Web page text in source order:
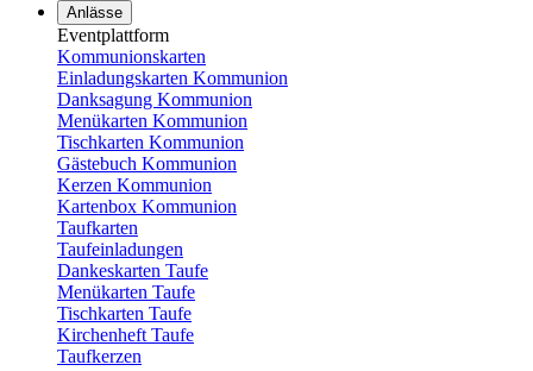
Anlässe
Eventplattform
Kommunionskarten
Einladungskarten Kommunion
Danksagung Kommunion
Menükarten Kommunion
Tischkarten Kommunion
Gästebuch Kommunion
Kerzen Kommunion
Kartenbox Kommunion
Taufkarten
Taufeinladungen
Dankeskarten Taufe
Menükarten Taufe
Tischkarten Taufe
Kirchenheft Taufe
Taufkerzen